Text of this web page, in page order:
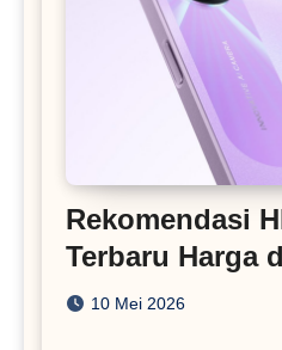
Rekomendasi
Terbaru Harga
Juta
10 Mei 2026